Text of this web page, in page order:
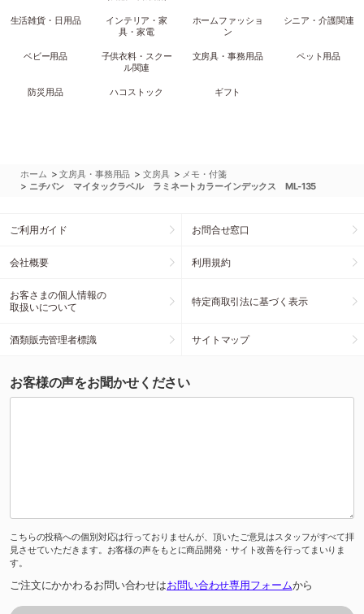
生活雑貨・日用品
インテリア・家
具・家電
ホームファッショ
ン
シニア・介護関連
ベビー用品
子供衣料・スクー
ル関連
文房具・事務用品 ペット用品
防災用品 ハコストック ギフト
ホーム >文房具・事務用品 >文房具 > メモ・付箋
> ニチバン マイタックラベル ラミネートカラーインデックス ML-135
ご利用ガイド お問合せ窓口
会社概要 利用規約
お客さまの個人情報の
取扱いについて
特定商取引法に基づく表示
酒類販売管理者標識 サイトマップ
お客様の声をお聞かせください
こちらの投稿への個別対応は行っておりませんが、頂いたご意見はスタッフがすべて拝
見させていただきます。お客様の声をもとに商品開発・サイト改善を行ってまいりま
す。
ご注文にかかわるお問い合わせはお問い合わせ専用フォームから